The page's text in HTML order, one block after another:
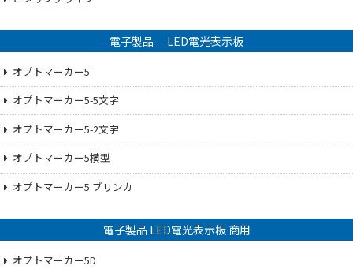
電子製品 LED電光表示板
オプトマーカー5
オプトマーカー5-5文字
オプトマーカー5-2文字
オプトマーカー5横型
オプトマーカー5 ブリンカ
電子製品 LED電光表示板 商用
オプトマーカー5D